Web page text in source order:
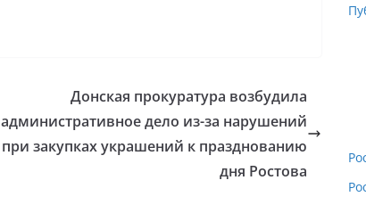
Донская прокуратура возбудила
административное дело из-за нарушений
при закупках украшений к празднованию
дня Ростова